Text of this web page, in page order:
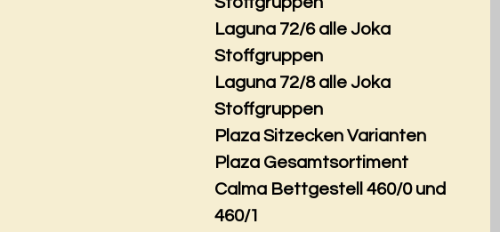
Laguna 72/6 alle Joka
Stoffgruppen
Laguna 72/8 alle Joka
Stoffgruppen
Plaza Sitzecken Varianten
Plaza Gesamtsortiment
Calma Bettgestell 460/0 und
460/1